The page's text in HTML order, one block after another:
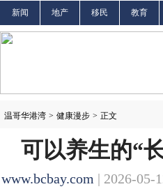
新闻 地产 移民 教育
温哥华港湾 > 健康漫步 > 正文
可以养生的“
www.bcbay.com | 2026-05-